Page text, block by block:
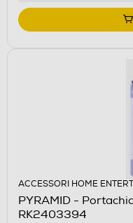
ACCESSORI HOME
PYRAMID -
RK2403394